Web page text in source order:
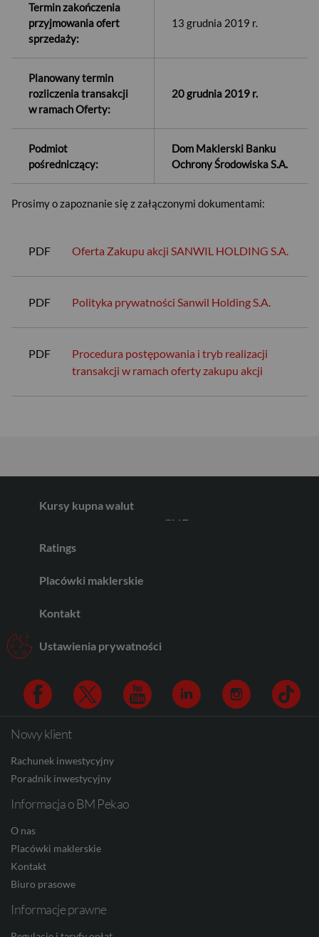
Termin zakończenia
przyjmowania ofert
sprzedaży:
13 grudnia 2019 r.
Planowany termin
rozliczenia transakcji
w ramach Oferty:
20 grudnia 2019 r.
Podmiot
pośredniczący:
Dom Maklerski Banku
Ochrony Środowiska S.A.
Prosimy o zapoznanie się z załączonymi dokumentami:
PDF Oferta Zakupu akcji SANWIL HOLDING S.A.
PDF Polityka prywatności Sanwil Holding S.A.
PDF
Procedura postępowania i tryb realizacji
transakcji w ramach oferty zakupu akcji
Kursy kupna walut
USD
CAD
Ratings
Placówki maklerskie
Kontakt
Ustawienia prywatności
Facebook
Nowy klient
Rachunek inwestycyjny
Poradnik inwestycyjny
Informacja o BM Pekao
O nas
Placówki maklerskie
Kontakt
Biuro prasowe
Informacje prawne